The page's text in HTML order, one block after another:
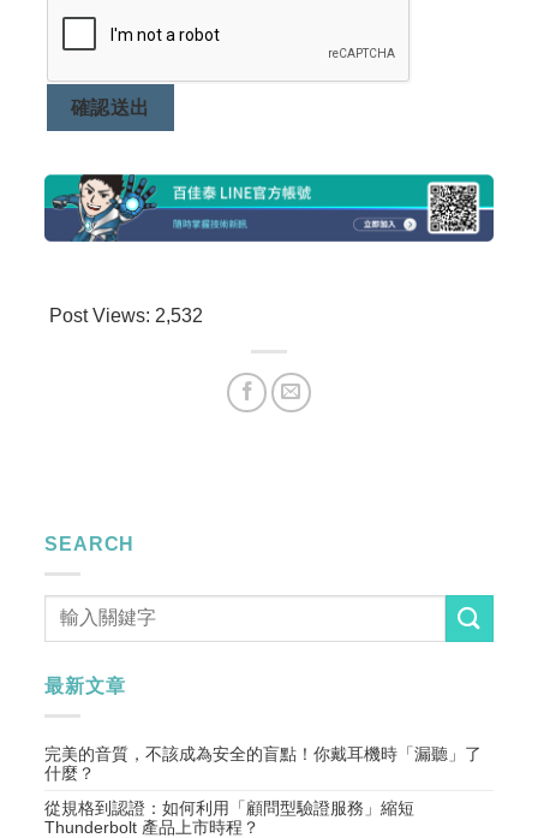
確認送出
Post Views: 2,532
SEARCH
最新文章
完美的音質，不該成為安全的盲點！你戴耳機時「漏聽」了
什麼？
從規格到認證：如何利用「顧問型驗證服務」縮短
Thunderbolt 產品上市時程？